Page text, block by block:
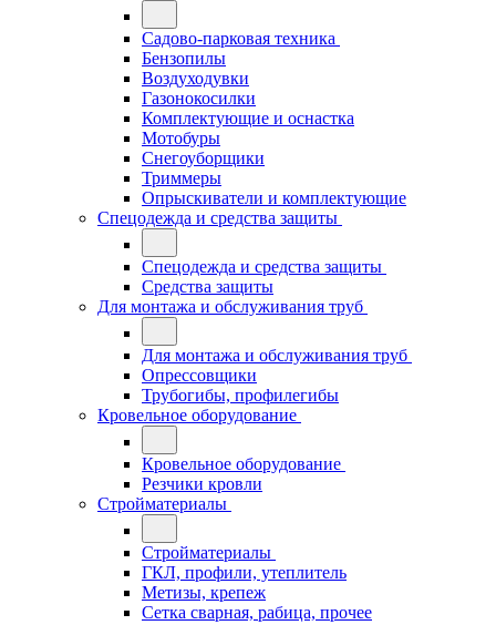
Садово-парковая техника
Бензопилы
Воздуходувки
Газонокосилки
Комплектующие и оснастка
Мотобуры
Снегоуборщики
Триммеры
Опрыскиватели и комплектующие
Спецодежда и средства защиты
Спецодежда и средства защиты
Средства защиты
Для монтажа и обслуживания труб
Для монтажа и обслуживания труб
Опрессовщики
Трубогибы, профилегибы
Кровельное оборудование
Кровельное оборудование
Резчики кровли
Стройматериалы
Стройматериалы
ГКЛ, профили, утеплитель
Метизы, крепеж
Сетка сварная, рабица, прочее